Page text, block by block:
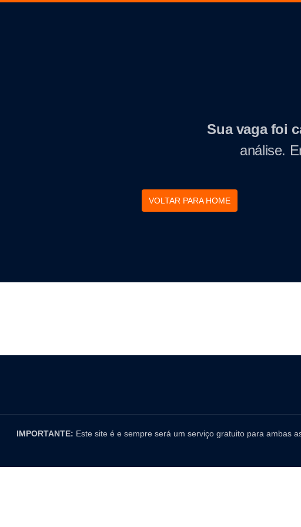
Sua vaga foi
análise.
VOLTAR PARA HOME
IMPORTANTE: Este site é e sempre será um serviço gratuito para ambas